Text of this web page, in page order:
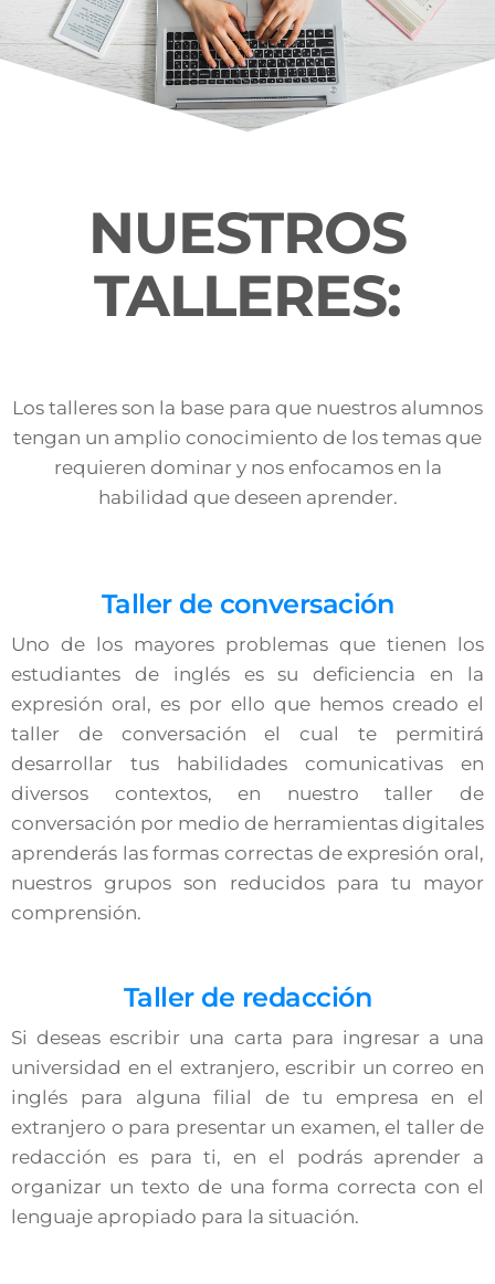
NUESTROS
TALLERES:
Los talleres son la base para que nuestros alumnos
tengan un amplio conocimiento de los temas que
requieren dominar y nos enfocamos en la
habilidad que deseen aprender.
Taller de conversación
Uno de los mayores problemas que tienen los
estudiantes de inglés es su deficiencia en la
expresión oral, es por ello que hemos creado el
taller de conversación el cual te permitirá
desarrollar tus habilidades comunicativas en
diversos contextos, en nuestro taller de
conversación por medio de herramientas digitales
aprenderás las formas correctas de expresión oral,
nuestros grupos son reducidos para tu mayor
comprensión.
Taller de redacción
Si deseas escribir una carta para ingresar a una
universidad en el extranjero, escribir un correo en
inglés para alguna filial de tu empresa en el
extranjero o para presentar un examen, el taller de
redacción es para ti, en el podrás aprender a
organizar un texto de una forma correcta con el
lenguaje apropiado para la situación.